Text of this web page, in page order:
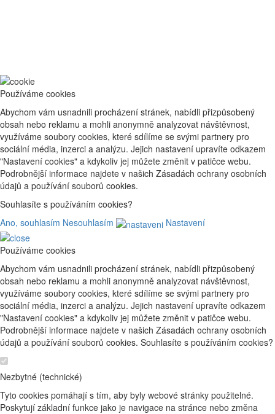
Používáme cookies
Abychom vám usnadnili procházení stránek, nabídli přizpůsobený
obsah nebo reklamu a mohli anonymně analyzovat návštěvnost,
využíváme soubory cookies, které sdílíme se svými partnery pro
sociální média, inzerci a analýzu. Jejich nastavení upravíte odkazem
"Nastavení cookies" a kdykoliv jej můžete změnit v patičce webu.
Podrobnější informace najdete v našich Zásadách ochrany osobních
údajů a používání souborů cookies.
Souhlasíte s používáním cookies?
Ano, souhlasím Nesouhlasím Nastavení
Používáme cookies
Abychom vám usnadnili procházení stránek, nabídli přizpůsobený
obsah nebo reklamu a mohli anonymně analyzovat návštěvnost,
využíváme soubory cookies, které sdílíme se svými partnery pro
sociální média, inzerci a analýzu. Jejich nastavení upravíte odkazem
"Nastavení cookies" a kdykoliv jej můžete změnit v patičce webu.
Podrobnější informace najdete v našich Zásadách ochrany osobních
údajů a používání souborů cookies. Souhlasíte s používáním cookies?
Nezbytné (technické)
Tyto cookies pomáhají s tím, aby byly webové stránky použitelné.
Poskytují základní funkce jako je navigace na stránce nebo změna